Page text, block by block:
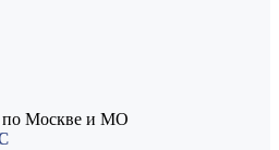
по Москве и МО